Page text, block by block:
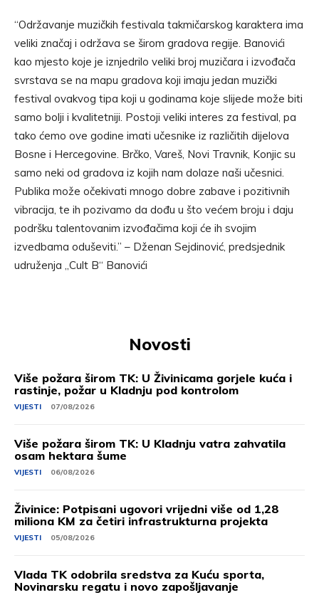
“Održavanje muzičkih festivala takmičarskog karaktera ima
veliki značaj i održava se širom gradova regije. Banovići
kao mjesto koje je iznjedrilo veliki broj muzičara i izvođača
svrstava se na mapu gradova koji imaju jedan muzički
festival ovakvog tipa koji u godinama koje slijede može biti
samo bolji i kvalitetniji. Postoji veliki interes za festival, pa
tako ćemo ove godine imati učesnike iz različitih dijelova
Bosne i Hercegovine. Brčko, Vareš, Novi Travnik, Konjic su
samo neki od gradova iz kojih nam dolaze naši učesnici.
Publika može očekivati mnogo dobre zabave i pozitivnih
vibracija, te ih pozivamo da dođu u što većem broju i daju
podršku talentovanim izvođačima koji će ih svojim
izvedbama oduševiti.” – Dženan Sejdinović, predsjednik
udruženja „Cult B“ Banovići
Novosti
Više požara širom TK: U Živinicama gorjele kuća i
rastinje, požar u Kladnju pod kontrolom
VIJESTI 07/08/2026
Više požara širom TK: U Kladnju vatra zahvatila
osam hektara šume
VIJESTI 06/08/2026
Živinice: Potpisani ugovori vrijedni više od 1,28
miliona KM za četiri infrastrukturna projekta
VIJESTI 05/08/2026
Vlada TK odobrila sredstva za Kuću sporta,
Novinarsku regatu i novo zapošljavanje